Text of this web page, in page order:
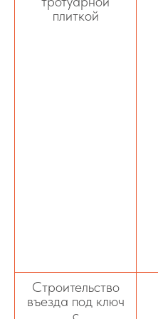
плиткой
Строительство
въезда под ключ
с